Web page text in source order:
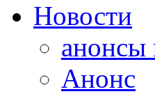
Новости
анонсы
Анонс